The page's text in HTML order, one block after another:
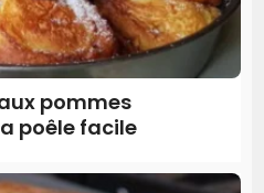
pommes
poêle facile